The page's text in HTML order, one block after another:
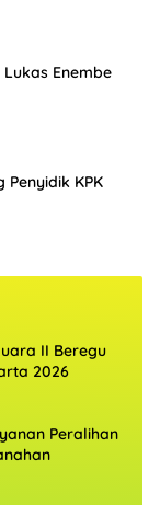
Enembe
Penyidik KPK
II Beregu
2026
Peralihan